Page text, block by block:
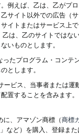
例えば、乙は、乙がプ
サイト以外での広告（
イトまたはサービス上
は、乙のサイトでは
いものとします。
たプログラム・コン
とします。
ビス、当事者または
置することを含みます
に、アマゾン商標（商標
など）を購入、登録ま